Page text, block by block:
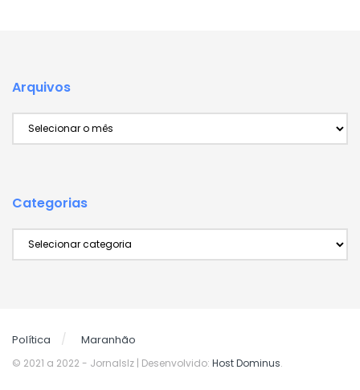
Arquivos
Arquivos
Categorias
Categorias
Política Maranhão
© 2021 a 2022 - Jornalslz | Desenvolvido: Host Dominus.